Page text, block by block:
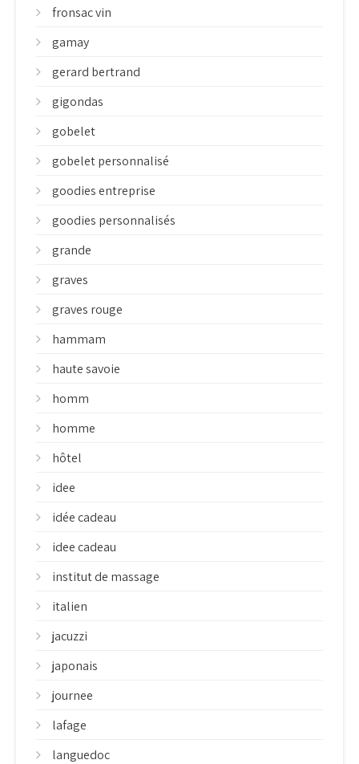
fronsac vin
gamay
gerard bertrand
gigondas
gobelet
gobelet personnalisé
goodies entreprise
goodies personnalisés
grande
graves
graves rouge
hammam
haute savoie
homm
homme
hôtel
idee
idée cadeau
idee cadeau
institut de massage
italien
jacuzzi
japonais
journee
lafage
languedoc